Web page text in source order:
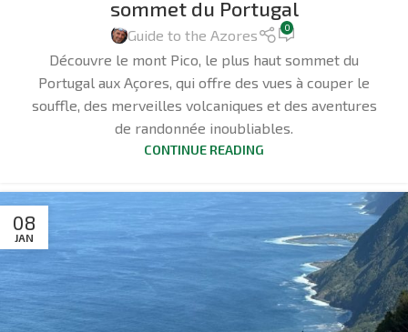
sommet du Portugal
Guide to the Azores 0
Découvre le mont Pico, le plus haut sommet du
Portugal aux Açores, qui offre des vues à couper le
souffle, des merveilles volcaniques et des aventures
de randonnée inoubliables.
CONTINUE READING
08
JAN